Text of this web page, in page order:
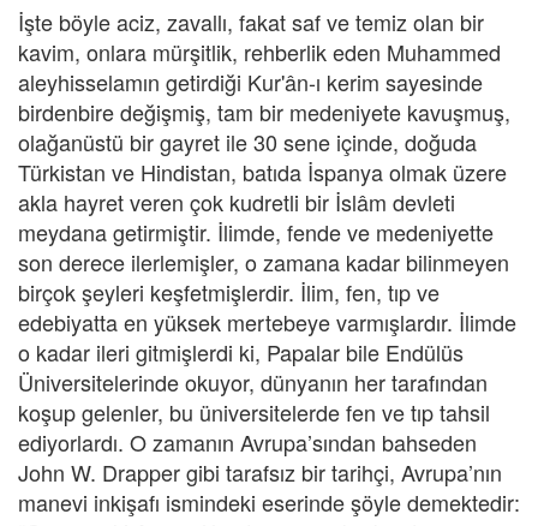
İşte böyle aciz, zavallı, fakat saf ve temiz olan bir
kavim, onlara mürşitlik, rehberlik eden Muhammed
aleyhisselamın getirdiği Kur'ân-ı kerim sayesinde
birdenbire değişmiş, tam bir medeniyete kavuşmuş,
olağanüstü bir gayret ile 30 sene içinde, doğuda
Türkistan ve Hindistan, batıda İspanya olmak üzere
akla hayret veren çok kudretli bir İslâm devleti
meydana getirmiştir. İlimde, fende ve medeniyette
son derece ilerlemişler, o zamana kadar bilinmeyen
birçok şeyleri keşfetmişlerdir. İlim, fen, tıp ve
edebiyatta en yüksek mertebeye varmışlardır. İlimde
o kadar ileri gitmişlerdi ki, Papalar bile Endülüs
Üniversitelerinde okuyor, dünyanın her tarafından
koşup gelenler, bu üniversitelerde fen ve tıp tahsil
ediyorlardı. O zamanın Avrupa’sından bahseden
John W. Drapper gibi tarafsız bir tarihçi, Avrupa’nın
manevi inkişafı ismindeki eserinde şöyle demektedir: